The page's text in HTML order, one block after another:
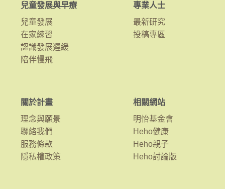
兒童發展與早療
兒童發展
在家練習
認識發展遲緩
陪伴慢飛
專業人士
最新研究
投稿專區
關於計畫
理念與願景
聯絡我們
服務條款
隱私權政策
相關網站
明怡基金會
Heho健康
Heho親子
Heho討論版